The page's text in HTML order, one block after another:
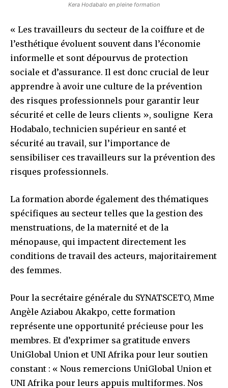
Kera Hodabalo en pleine formation
« Les travailleurs du secteur de la coiffure et de
l’esthétique évoluent souvent dans l’économie
informelle et sont dépourvus de protection
sociale et d’assurance. Il est donc crucial de leur
apprendre à avoir une culture de la prévention
des risques professionnels pour garantir leur
sécurité et celle de leurs clients », souligne Kera
Hodabalo, technicien supérieur en santé et
sécurité au travail, sur l’importance de
sensibiliser ces travailleurs sur la prévention des
risques professionnels.
La formation aborde également des thématiques
spécifiques au secteur telles que la gestion des
menstruations, de la maternité et de la
ménopause, qui impactent directement les
conditions de travail des acteurs, majoritairement
des femmes.
Pour la secrétaire générale du SYNATSCETO, Mme
Angèle Aziabou Akakpo, cette formation
représente une opportunité précieuse pour les
membres. Et d’exprimer sa gratitude envers
UniGlobal Union et UNI Afrika pour leur soutien
constant : « Nous remercions UniGlobal Union et
UNI Afrika pour leurs appuis multiformes. Nos